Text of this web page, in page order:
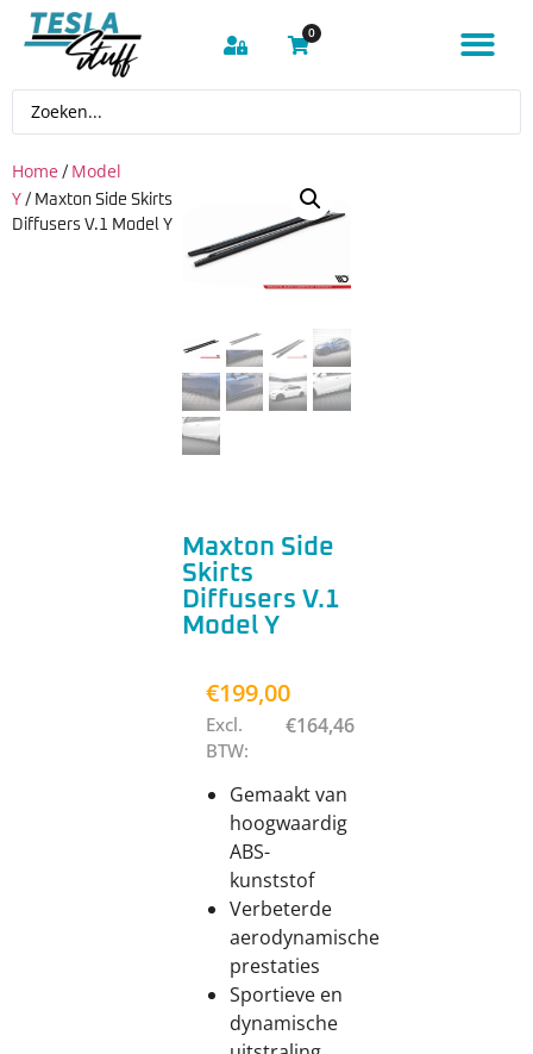
0
Home / Model
Y / Maxton Side Skirts
Diffusers V.1 Model Y
Maxton Side
Skirts
Diffusers V.1
Model Y
€199,00
Excl.
BTW:
€164,46
Gemaakt van
hoogwaardig
ABS-
kunststof
Verbeterde
aerodynamische
prestaties
Sportieve en
dynamische